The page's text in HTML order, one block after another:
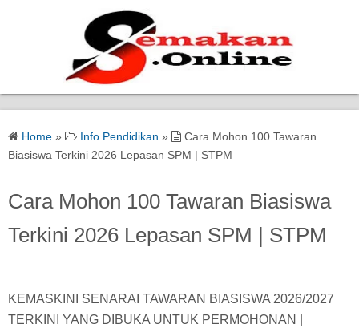
Home
Bantuan Kerajaan
Biasiswa
Pendidikan
Home » Info Pendidikan »
Cara Mohon 100 Tawaran
Biasiswa Terkini 2026 Lepasan SPM | STPM
Cara Mohon 100 Tawaran Biasiswa
Terkini 2026 Lepasan SPM | STPM
KEMASKINI SENARAI TAWARAN BIASISWA 2026/2027
TERKINI YANG DIBUKA UNTUK PERMOHONAN |